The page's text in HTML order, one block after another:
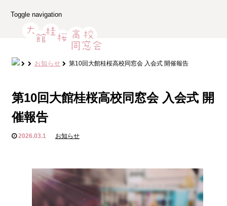
Toggle navigation
お知らせ 第10回大館桂桜高校同窓会 入会式 開催報告
第10回大館桂桜高校同窓会 入会式 開
催報告
2026.03.1 お知らせ